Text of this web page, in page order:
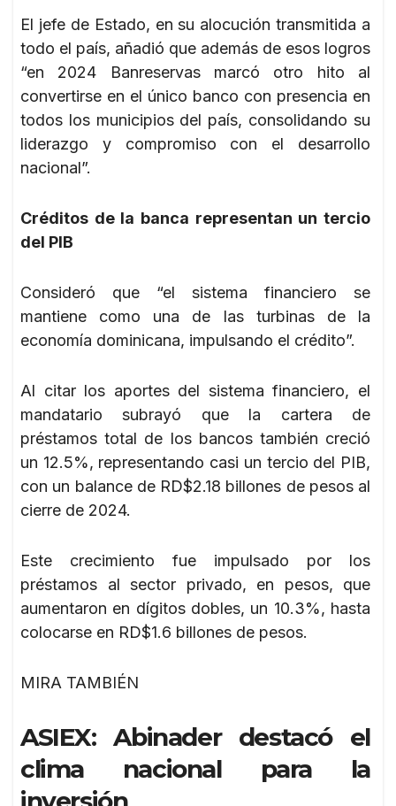
El jefe de Estado, en su alocución transmitida a
todo el país, añadió que además de esos logros
“en 2024 Banreservas marcó otro hito al
convertirse en el único banco con presencia en
todos los municipios del país, consolidando su
liderazgo y compromiso con el desarrollo
nacional”.
Créditos de la banca representan un tercio
del PIB
Consideró que “el sistema financiero se
mantiene como una de las turbinas de la
economía dominicana, impulsando el crédito”.
Al citar los aportes del sistema financiero, el
mandatario subrayó que la cartera de
préstamos total de los bancos también creció
un 12.5%, representando casi un tercio del PIB,
con un balance de RD$2.18 billones de pesos al
cierre de 2024.
Este crecimiento fue impulsado por los
préstamos al sector privado, en pesos, que
aumentaron en dígitos dobles, un 10.3%, hasta
colocarse en RD$1.6 billones de pesos.
MIRA TAMBIÉN
ASIEX: Abinader destacó el
clima nacional para la